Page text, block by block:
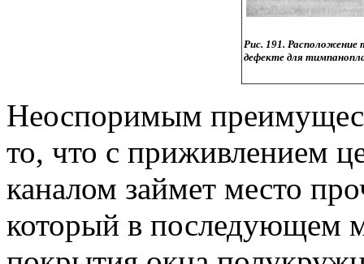
Рис. 191.
дефекте для
Неоспоримым
то, что с приживлением
каналом займет место
который в последующем